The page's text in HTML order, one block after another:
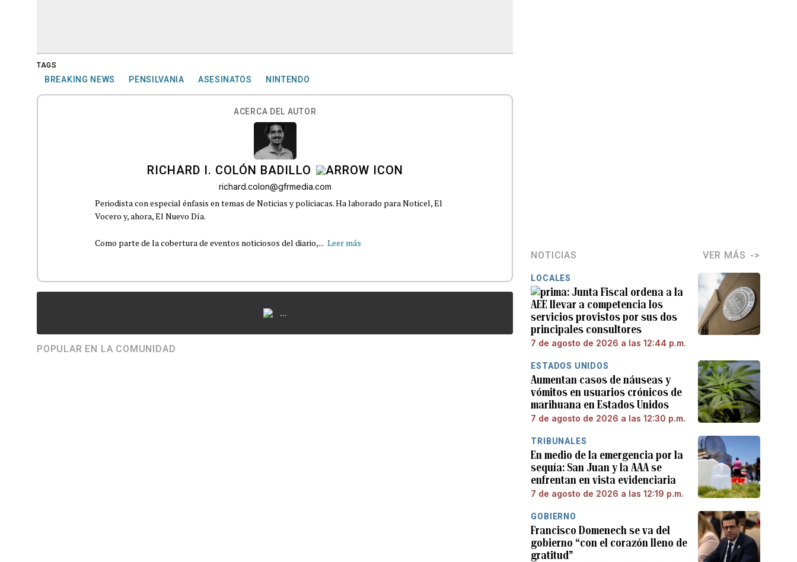
TAGS
BREAKING NEWS PENSILVANIA ASESINATOS NINTENDO
ACERCA DEL AUTOR
RICHARD I. COLÓN BADILLO
richard.colon@gfrmedia.com
Periodista con especial énfasis en temas de Noticias y policiacas. Ha laborado para Noticel, El
Vocero y, ahora, El Nuevo Día.
Como parte de la cobertura de eventos noticiosos del diario,... Leer más
...
POPULAR EN LA COMUNIDAD
NOTICIAS VER MÁS
LOCALES
Junta Fiscal ordena a la
AEE llevar a competencia los
servicios provistos por sus dos
principales consultores
7 de agosto de 2026 a las 12:44 p.m.
ESTADOS UNIDOS
Aumentan casos de náuseas y
vómitos en usuarios crónicos de
marihuana en Estados Unidos
7 de agosto de 2026 a las 12:30 p.m.
TRIBUNALES
En medio de la emergencia por la
sequía: San Juan y la AAA se
enfrentan en vista evidenciaria
7 de agosto de 2026 a las 12:19 p.m.
GOBIERNO
Francisco Domenech se va del
gobierno “con el corazón lleno de
gratitud”